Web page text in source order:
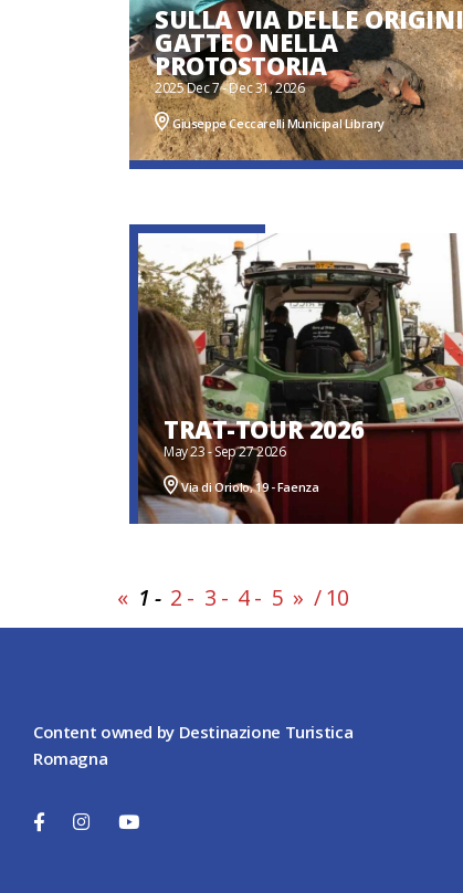
SULLA VIA DELLE
GATTEO NELLA
PROTOSTORIA
2025 Dec 7 - Dec 31, 2026
Giuseppe Ceccarelli Municipal Library
TRAT-TOUR 2026
May 23 - Sep 27 2026
Via di Oriolo, 19 - Faenza
« 1 - 2 - 3 - 4- 5 » / 10
Content owned by Destinazione Turistica
Romagna